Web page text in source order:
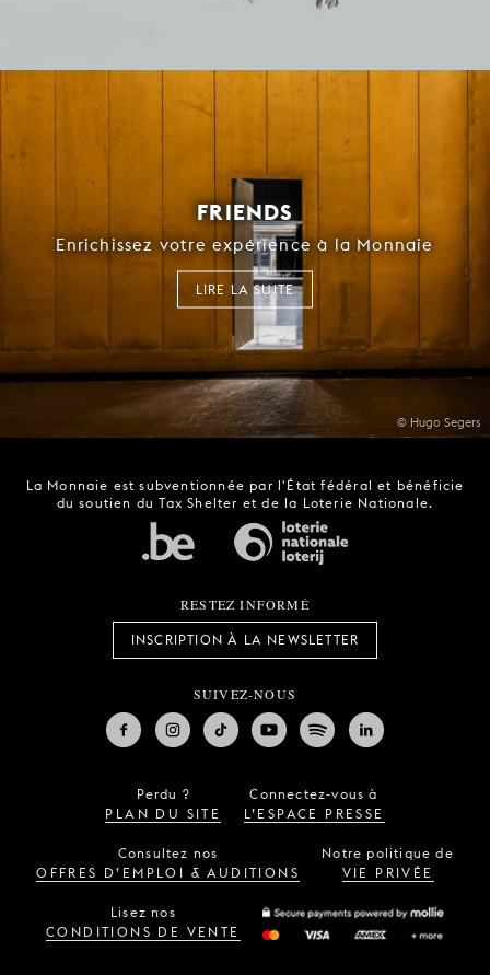
© Hugo Segers
FRIENDS
Enrichissez votre expérience à la Monnaie
LIRE LA SUITE
La Monnaie est subventionnée par l'État fédéral et bénéficie
du soutien du Tax Shelter et de la Loterie Nationale.
RESTEZ INFORMÉ
INSCRIPTION À LA NEWSLETTER
SUIVEZ-NOUS
Perdu ?
PLAN DU SITE
Connectez-vous à
L’ESPACE PRESSE
Consultez nos
OFFRES D’EMPLOI & AUDITIONS
Notre politique de
VIE PRIVÉE
Lisez nos
CONDITIONS DE VENTE